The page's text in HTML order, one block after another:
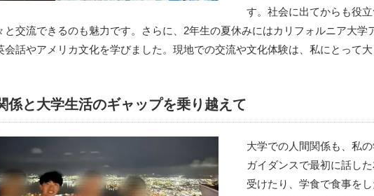
す。社会に出てからも役
と交流できるのも魅力です。さらに、2年生の夏休みにはカリフォルニア大
会話やアメリカ文化を学びました。現地での交流や文化体験は、私にとって大
係と大学生活のギャップを乗り越えて
大学での人間関係も、私
ガイダンスで最初に話し
受けたり、学食で食事を